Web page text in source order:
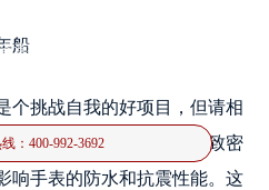
查看时间，却猛然发现卡地亚腕表的表蒙
： 400-992-3692
船
个挑战自我的好项目，但请相
一个不慎的操作可能会导致密
响手表的防水和抗震性能。这